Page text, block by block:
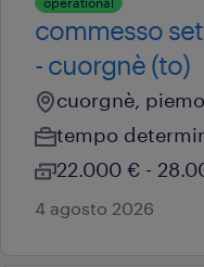
commesso
- cuorgnè (to)
cuorgnè,
tempo
22.000 € -
4 agosto 2026